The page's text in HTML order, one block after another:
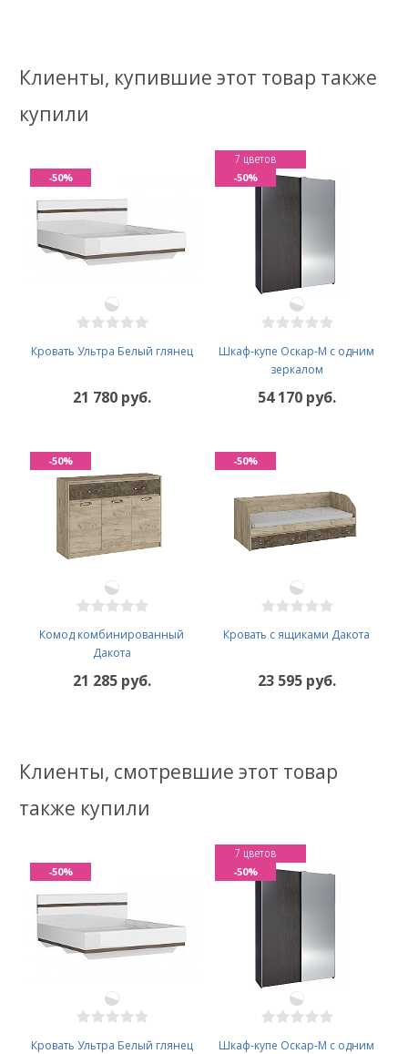
Клиенты, купившие этот товар также
купили
Кровать Ультра Белый глянец
21 780 руб.
-50%
Шкаф-купе Оскар-М с одним
зеркалом
7 цветов
54 170 руб.
-50%
Комод комбинированный
Дакота
21 285 руб.
-50%
Кровать с ящиками Дакота
23 595 руб.
-50%
Клиенты, смотревшие этот товар
также купили
Кровать Ультра Белый глянец
-50%
Шкаф-купе Оскар-М с одним
7 цветов
-50%